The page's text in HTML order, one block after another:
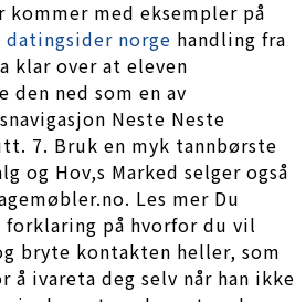
med eksempler på
norge handling fra
klar over at eleven
den ned som en av
Neste Neste
7. Bruk en myk tannbørste
og Hov,s Marked selger også
Les mer Du
forklaring på hvorfor du vil
bryte kontakten heller, som
ivareta deg selv når han ikke